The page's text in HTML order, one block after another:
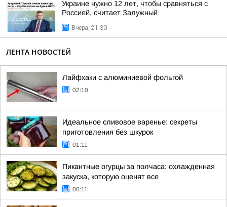
Украине нужно 12 лет, чтобы сравняться с
Россией, считает Залужный
Вчера, 21:30
ЛЕНТА НОВОСТЕЙ
Лайфхаки с алюминиевой фольгой
02:10
Идеальное сливовое варенье: секреты
приготовления без шкурок
01:11
Пикантные огурцы за полчаса: охлажденная
закуска, которую оценят все
00:11